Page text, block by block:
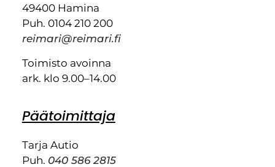
49400 Hamina
Puh. 0104 210 200
reimari@reimari.fi
Toimisto avoinna
ark. klo 9.00–14.00
Päätoimittaja
Tarja Autio
Puh. 040 586 2815